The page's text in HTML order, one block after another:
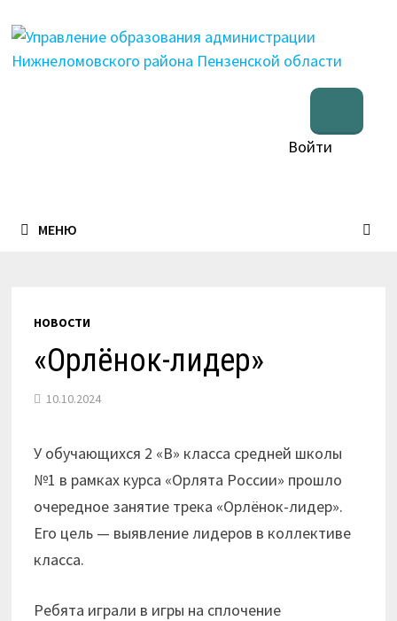
содержимому
Войти
МЕНЮ
НОВОСТИ
«Орлёнок-лидер»
10.10.2024
У обучающихся 2 «В» класса средней школы
№1 в рамках курса «Орлята России» прошло
очередное занятие трека «Орлёнок-лидер».
Его цель — выявление лидеров в коллективе
класса.
Ребята играли в игры на сплочение